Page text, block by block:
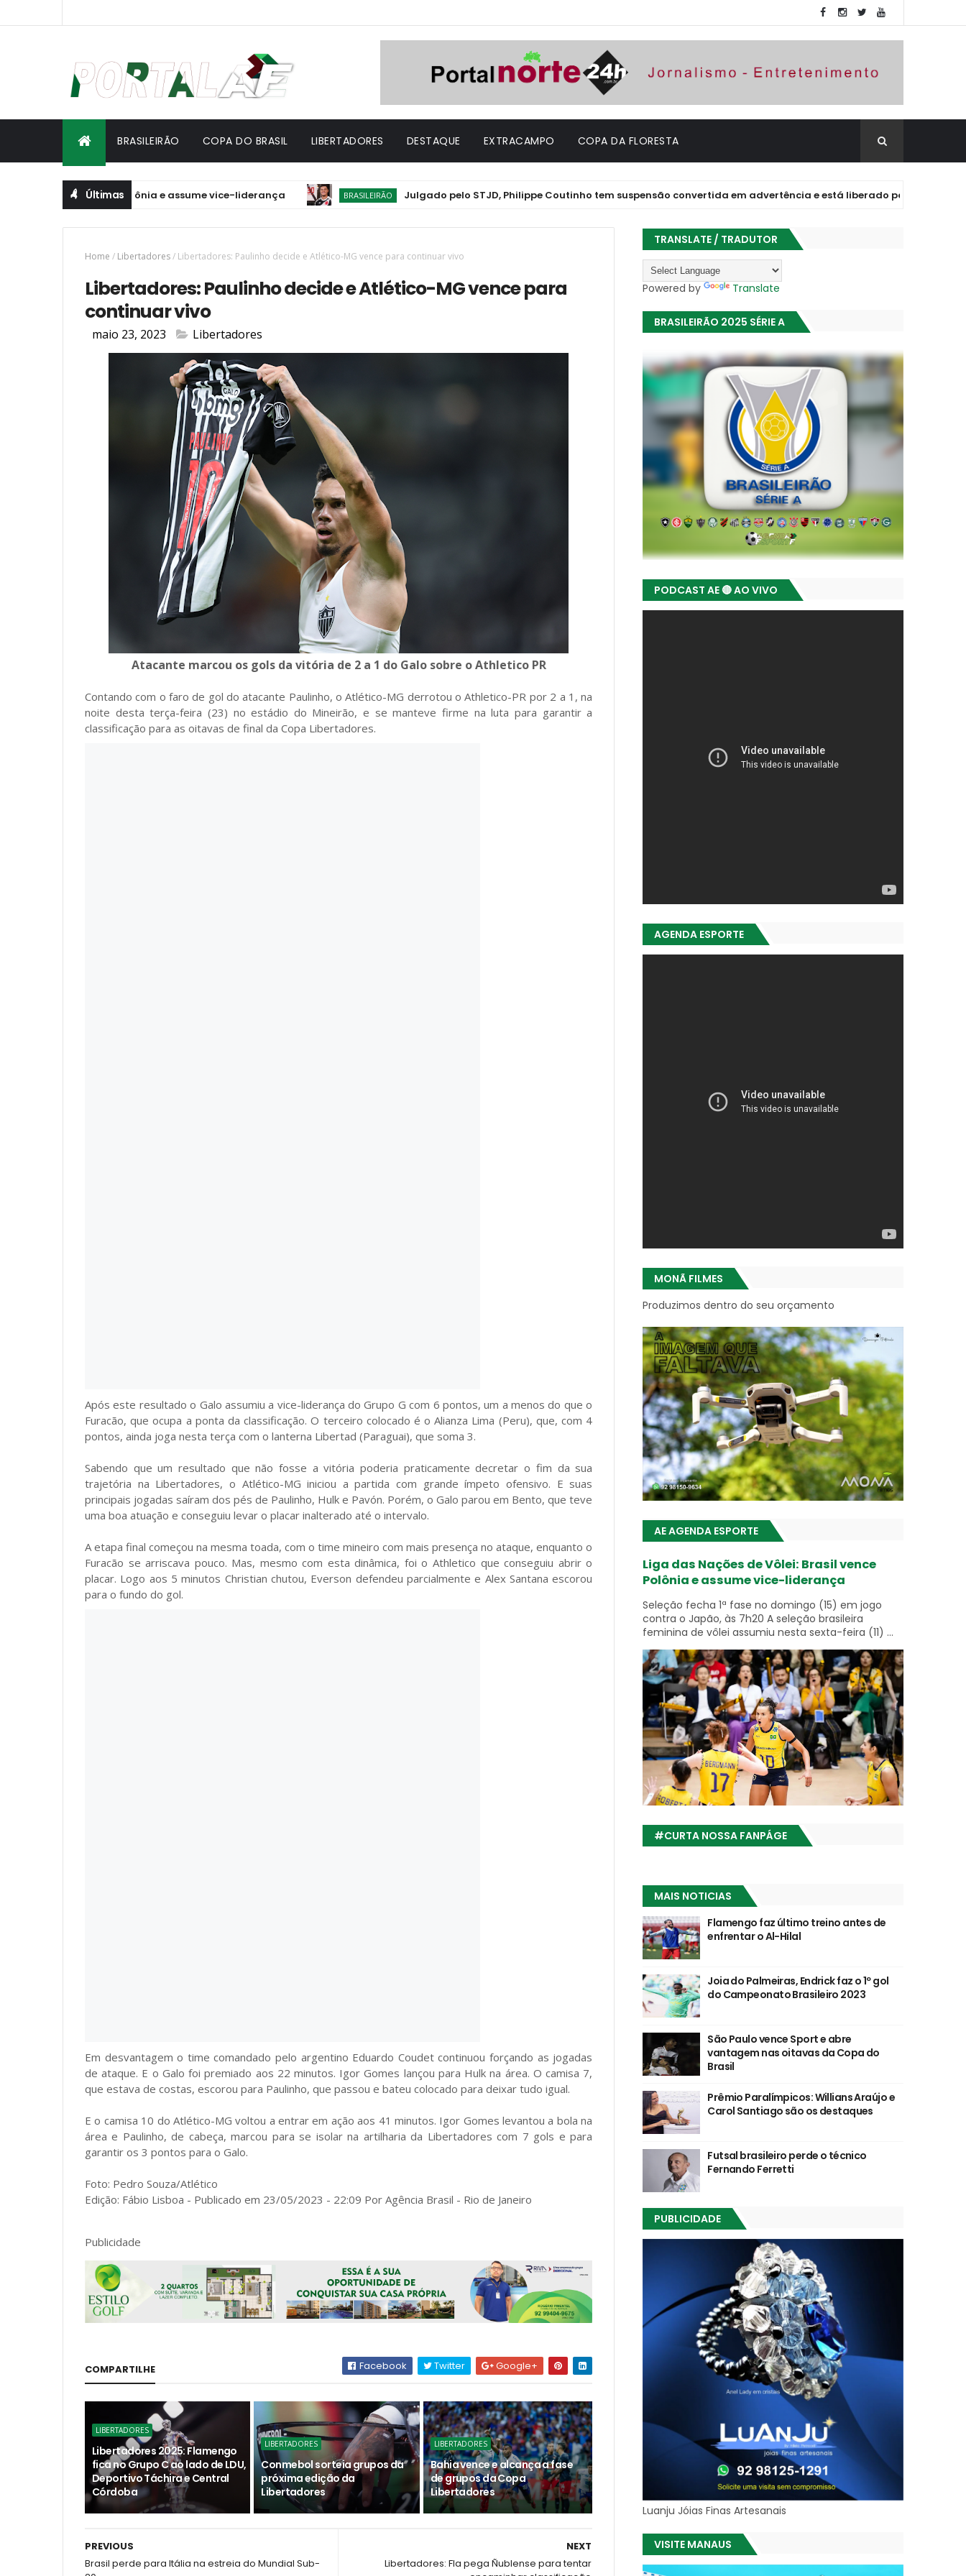
BRASILEIRÃO COPA DO BRASIL LIBERTADORES DESTAQUE EXTRACAMPO COPA DA FLORESTA
Últimas
vence Polônia e assume vice-liderança BRASILEIRÃO Julgado pelo STJD, Philippe Coutinho tem suspensão convertida em advertência e está liberado para jogar
Home / Libertadores/ Libertadores: Paulinho decide e Atlético-MG vence para continuar vivo
Libertadores: Paulinho decide e Atlético-MG vence para
continuar vivo
maio 23, 2023 Libertadores
Atacante marcou os gols da vitória de 2 a 1 do Galo sobre o Athletico PR
Contando com o faro de gol do atacante Paulinho, o Atlético-MG derrotou o Athletico-PR por 2 a 1, na
noite desta terça-feira (23) no estádio do Mineirão, e se manteve firme na luta para garantir a
classificação para as oitavas de final da Copa Libertadores.
Após este resultado o Galo assumiu a vice-liderança do Grupo G com 6 pontos, um a menos do que o
Furacão, que ocupa a ponta da classificação. O terceiro colocado é o Alianza Lima (Peru), que, com 4
pontos, ainda joga nesta terça com o lanterna Libertad (Paraguai), que soma 3.
Sabendo que um resultado que não fosse a vitória poderia praticamente decretar o fim da sua
trajetória na Libertadores, o Atlético-MG iniciou a partida com grande ímpeto ofensivo. E suas
principais jogadas saíram dos pés de Paulinho, Hulk e Pavón. Porém, o Galo parou em Bento, que teve
uma boa atuação e conseguiu levar o placar inalterado até o intervalo.
A etapa final começou na mesma toada, com o time mineiro com mais presença no ataque, enquanto o
Furacão se arriscava pouco. Mas, mesmo com esta dinâmica, foi o Athletico que conseguiu abrir o
placar. Logo aos 5 minutos Christian chutou, Everson defendeu parcialmente e Alex Santana escorou
para o fundo do gol.
Em desvantagem o time comandado pelo argentino Eduardo Coudet continuou forçando as jogadas
de ataque. E o Galo foi premiado aos 22 minutos. Igor Gomes lançou para Hulk na área. O camisa 7,
que estava de costas, escorou para Paulinho, que passou e bateu colocado para deixar tudo igual.
E o camisa 10 do Atlético-MG voltou a entrar em ação aos 41 minutos. Igor Gomes levantou a bola na
área e Paulinho, de cabeça, marcou para se isolar na artilharia da Libertadores com 7 gols e para
garantir os 3 pontos para o Galo.
Foto: Pedro Souza/Atlético
Edição: Fábio Lisboa - Publicado em 23/05/2023 - 22:09 Por Agência Brasil - Rio de Janeiro
Publicidade
COMPARTILHE Facebook Twitter Google+
LIBERTADORES
Libertadores 2025: Flamengo
fica no Grupo C ao lado de LDU,
Deportivo Táchira e Central
Córdoba
LIBERTADORES
Conmebol sorteia grupos da
próxima edição da
Libertadores
LIBERTADORES
Bahia vence e alcança a fase
de grupos da Copa
Libertadores
NEXT
Libertadores: Fla pega Ñublense para tentar
PREVIOUS
Brasil perde para Itália na estreia do Mundial Sub-
TRANSLATE / TRADUTOR
Powered by Translate
BRASILEIRÃO 2025 SÉRIE A
PODCAST AE 🔴 AO VIVO
AGENDA ESPORTE
MONÃ FILMES
Produzimos dentro do seu orçamento
AE AGENDA ESPORTE
Liga das Nações de Vôlei: Brasil vence
Polônia e assume vice-liderança
Seleção fecha 1ª fase no domingo (15) em jogo
contra o Japão, às 7h20 A seleção brasileira
feminina de vôlei assumiu nesta sexta-feira (11) ...
#CURTA NOSSA FANPÁGE
MAIS NOTICIAS
Flamengo faz último treino antes de
enfrentar o Al-Hilal
Joia do Palmeiras, Endrick faz o 1º gol
do Campeonato Brasileiro 2023
São Paulo vence Sport e abre
vantagem nas oitavas da Copa do
Brasil
Prêmio Paralímpicos: Willians Araújo e
Carol Santiago são os destaques
Futsal brasileiro perde o técnico
Fernando Ferretti
PUBLICIDADE
Luanju Jóias Finas Artesanais
VISITE MANAUS